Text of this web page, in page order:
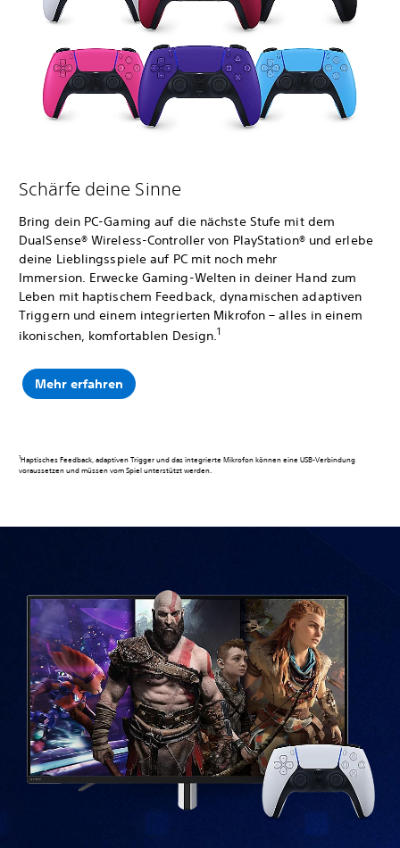
Schärfe deine Sinne
Bring dein PC-Gaming auf die nächste Stufe mit dem
DualSense® Wireless-Controller von PlayStation® und erlebe
deine Lieblingsspiele auf PC mit noch mehr
Immersion. Erwecke Gaming-Welten in deiner Hand zum
Leben mit haptischem Feedback, dynamischen adaptiven
Triggern und einem integrierten Mikrofon – alles in einem
ikonischen, komfortablen Design. 1
Mehr erfahren
1Haptisches Feedback, adaptiven Trigger und das integrierte Mikrofon können eine USB-Verbindung
voraussetzen und müssen vom Spiel unterstützt werden.